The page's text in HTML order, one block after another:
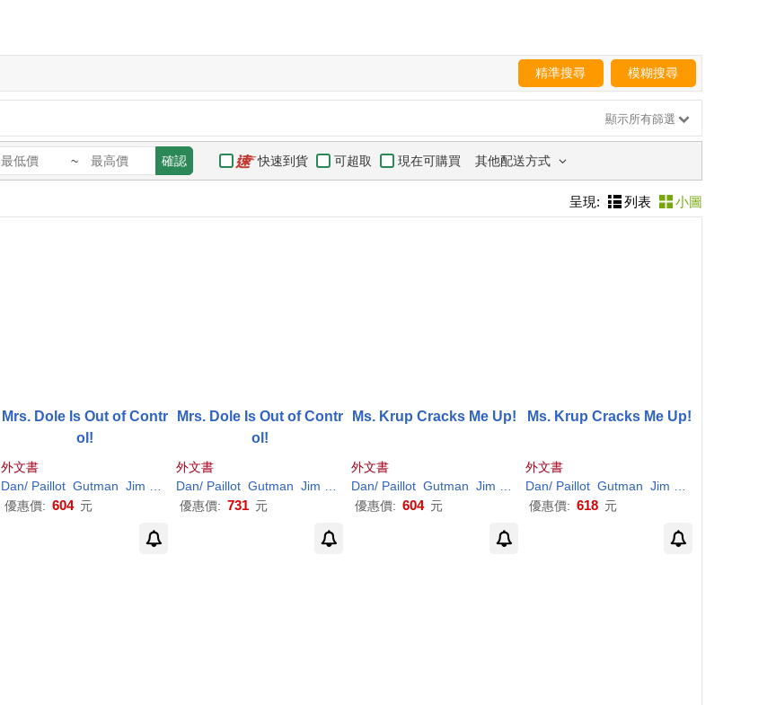
精準搜尋 模糊搜尋
顯示所有篩選
~ 確認 快速到貨 可超取 現在可購買 其他配送方式
呈現: 列表 小圖
Mrs. Dole Is Out of Contr
ol!
外文書
Dan/ Paillot Gutman Jim
優惠價: 604 元
Mrs. Dole Is Out of Contr
ol!
外文書
Dan/ Paillot Gutman Jim
優惠價: 731 元
Ms. Krup Cracks Me Up!
外文書
Dan/ Paillot Gutman Jim
優惠價: 604 元
Ms. Krup Cracks Me Up!
外文書
Dan/ Paillot Gutman Jim
優惠價: 618 元